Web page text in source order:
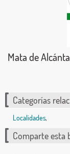
Mata de
Categorías
Localidades,
Comparte esta